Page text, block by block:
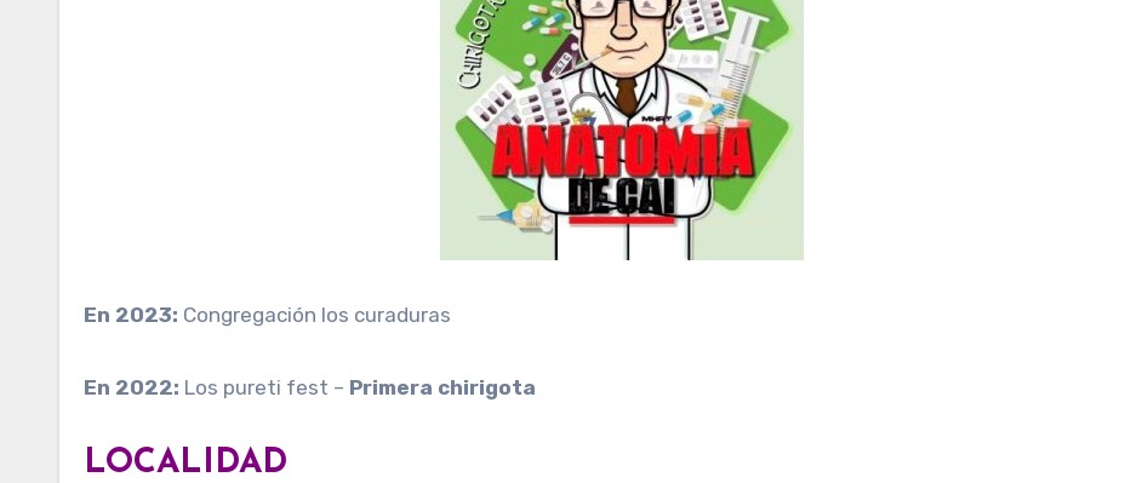
En 2023: Congregación los curaduras
En 2022: Los pureti fest – Primera chirigota
LOCALIDAD